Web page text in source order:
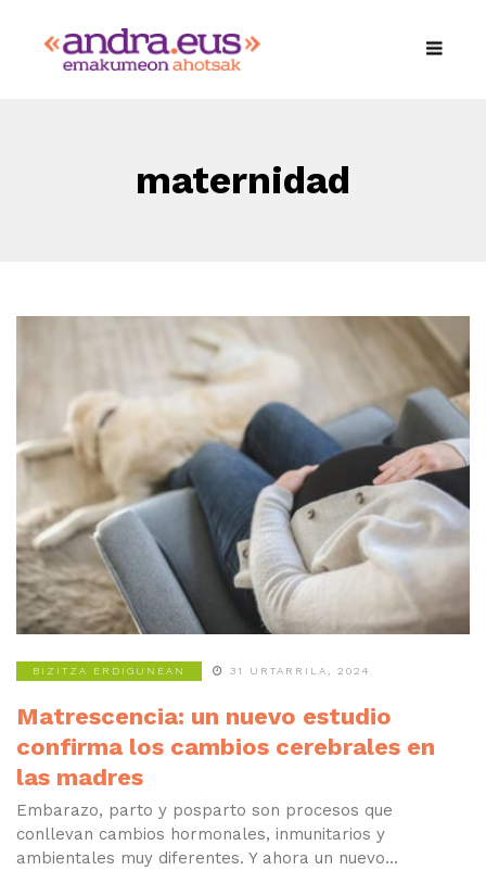
maternidad
BIZITZA ERDIGUNEAN 31 URTARRILA, 2024
Matrescencia: un nuevo estudio
confirma los cambios cerebrales en
las madres
Embarazo, parto y posparto son procesos que
conllevan cambios hormonales, inmunitarios y
ambientales muy diferentes. Y ahora un nuevo...